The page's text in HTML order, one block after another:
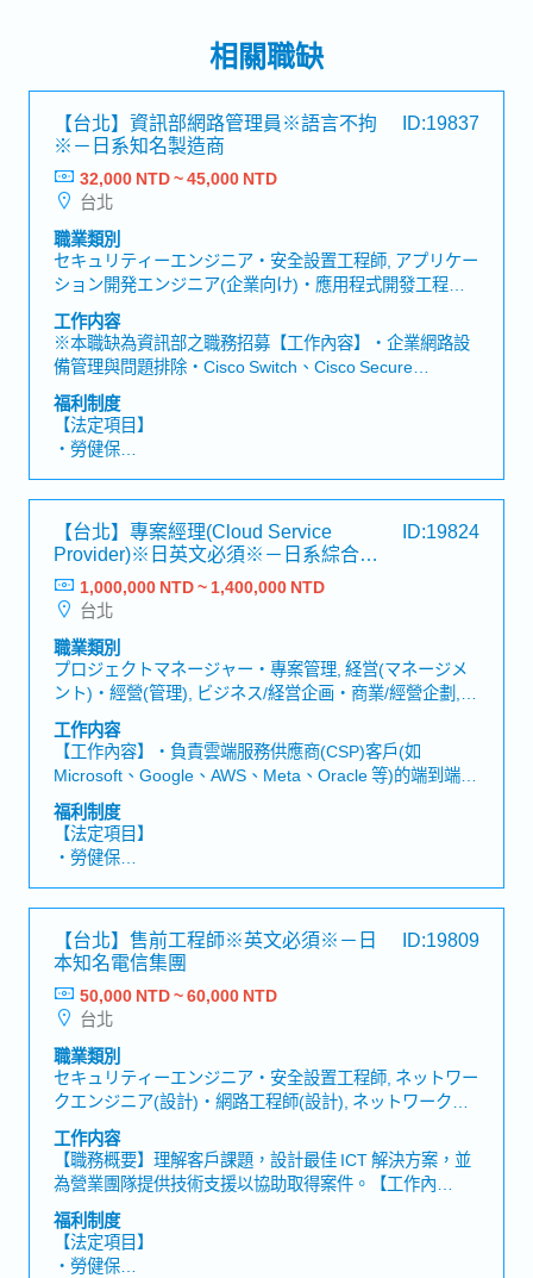
相關職缺
【台北】資訊部網路管理員※語言不拘
※－日系知名製造商
ID:19837
32,000 NTD ~ 45,000 NTD
台北
職業類別
セキュリティーエンジニア・安全設置工程師, アプリケー
ション開発エンジニア(企業向け)・應用程式開發工程師
(企業), ネットワークエンジニア(運用/保守)・網路工程師
(運作/維護), 社内情報システム/EDP/MIS・社内資訊系
統/EDP/MIS, サポート/保守/運用/トレーニング・支援/維
護/運作/訓練
工作内容
※本職缺為資訊部之職務招募【工作內容】・企業網路設
備管理與問題排除・Cisco Switch、Cisco Secure
Firewall、FortiGate、Ruckus AP、WSUS、AD管理・
Windows Server管理: 例如Active Directory. DNS. DHCP.
GPO. File Server. Print Server. WSUS・VPN憑證建置與
安裝
福利制度
【法定項目】
・勞健保
・各種休假（特別休假、婚假、喪假、生理假、產檢假、
陪產假、產假、育嬰假）
・退休金
【公司福利】
・年中、年終獎金(6月跟12月發放) *依照個人及公司營運
發放
・1年1次調薪 (1年2次人事考核)
・完整的國內外教育研修: 新人教育訓練、階層別教育訓
練、專門技能教育訓練
・每年3萬語言學習補助: 英文、日文學習費補助及檢定獎
勵金。
・實支實付的通勤費(僅限大眾交通運輸)
・三節禮金禮品
・員工國內外旅遊、年度健康檢查。
・員工及眷屬團體保險(含壽險、意外險、醫療險、癌症
【台北】專案經理(Cloud Service
Provider)※日英文必須※－日系綜合電
機製造商
ID:19824
1,000,000 NTD ~ 1,400,000 NTD
台北
職業類別
プロジェクトマネージャー・專案管理, 経営(マネージメ
ント)・經營(管理), ビジネス/経営企画・商業/經營企劃,
その他(業務管理/経営(マネージメント)・其他(業務管理/
經營(管理))
工作内容
【工作內容】・負責雲端服務供應商(CSP)客戶(如
Microsoft、Google、AWS、Meta、Oracle 等)的端到端
(End-to-End)專案管理。・協調跨部門團隊合作，包括工
程、研發、業務、製造、品質、供應鏈及客戶服務等單
位。・管理專案時程、里程碑、風險及交付項目，涵蓋從
RFQ(詢價) 至 MP(量產)的完整產品開發流程。・擔任客戶
與公司內部各部門之間的主要溝通窗口。・推動問題解
決，確保工程變更(Engineering Change)能夠及時執
行。・協調產品驗證、產品認證(Qualification)及客戶驗收
等相關作業。・監控專案成本、資源配置及專案獲利能
力。・準備高階管理層報告，並定期主持專案檢討會
議。・支援業務開發活動，並於CSP客戶中發掘新的商
機。・支援客戶來訪、海外現場專案執行、工廠稽核及商
務會議等相關工作。【組織結構】・台灣公司全體：92人
福利制度
【法定項目】
・勞健保
・各種休假（特別休假、婚假、喪假、生理假、產檢假、
陪產假、產假、育嬰假）
・退休金
【公司福利】
・年終績效獎金
・人事考核升遷制度 (1年2次)
・員工旅遊、年終尾牙
・結婚津貼/生育津貼/喪葬補助
・資深優良員工特別補助
・健康檢查
【台北】售前工程師※英文必須※－日
本知名電信集團
ID:19809
50,000 NTD ~ 60,000 NTD
台北
職業類別
セキュリティーエンジニア・安全設置工程師, ネットワー
クエンジニア(設計)・網路工程師(設計), ネットワークエ
ンジニア(運用/保守)・網路工程師(運作/維護), 社内情報シ
ステム/EDP/MIS・社内資訊系統/EDP/MIS, サポート/保
守/運用/トレーニング・支援/維護/運作/訓練
工作内容
【職務概要】理解客戶課題，設計最佳 ICT 解決方案，並
為營業團隊提供技術支援以協助取得案件。【工作內
容】・透過客戶訪談進行需求定義・設計網路、資安、伺
服器、雲端等解決方案・製作提案書與架構圖・進行提案
與產品 Demo・提供營業團隊技術支援
福利制度
【法定項目】
・勞健保